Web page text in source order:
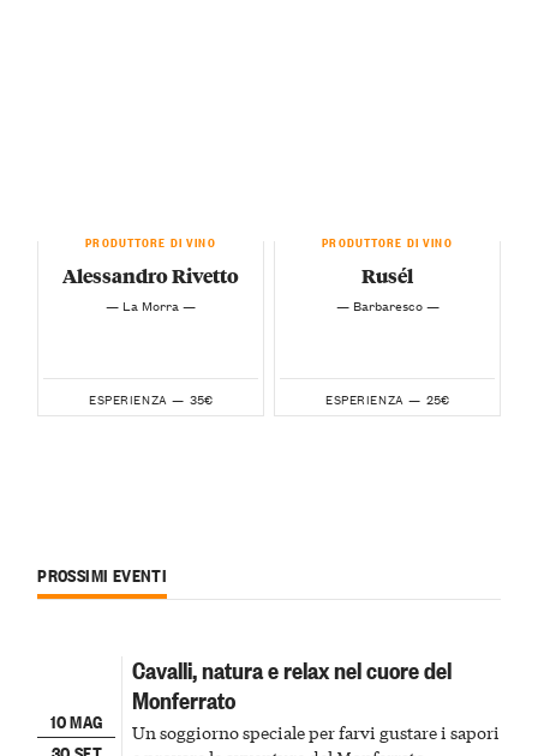
PRODUTTORE DI VINO
Alessandro Rivetto
— La Morra —
ESPERIENZA — 35€
PRODUTTORE DI VINO
Rusél
— Barbaresco —
ESPERIENZA — 25€
PROSSIMI EVENTI
10 MAG
Cavalli, natura e relax nel cuore del
Monferrato
Un soggiorno speciale per farvi gustare i sapori